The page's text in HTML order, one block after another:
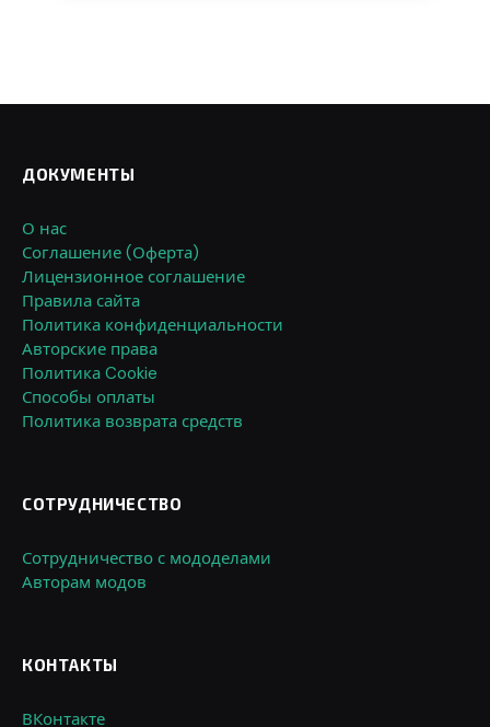
ДОКУМЕНТЫ
О нас
Соглашение (Оферта)
Лицензионное соглашение
Правила сайта
Политика конфиденциальности
Авторские права
Политика Cookie
Способы оплаты
Политика возврата средств
СОТРУДНИЧЕСТВО
Сотрудничество с мододелами
Авторам модов
КОНТАКТЫ
ВКонтакте